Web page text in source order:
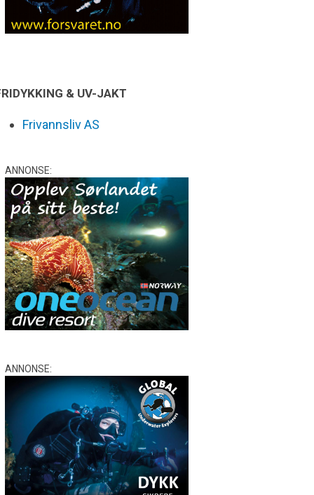
& UV-JAKT
Frivannsliv AS
ANNONSE:
ANNONSE: